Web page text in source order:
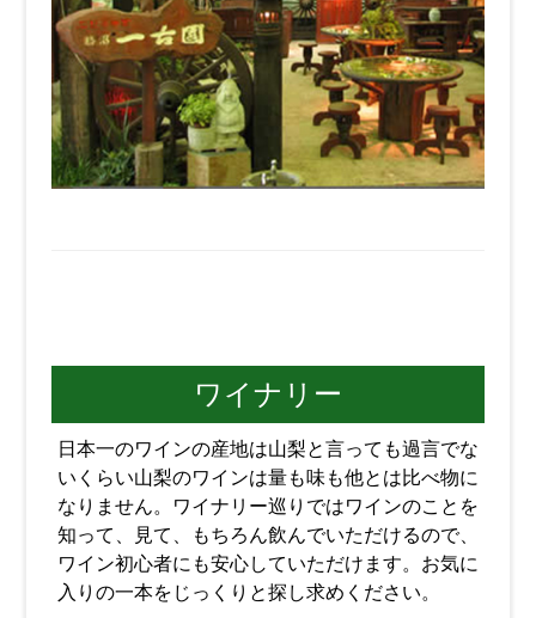
ワイナリー
日本一のワインの産地は山梨と言っても過言でな
いくらい山梨のワインは量も味も他とは比べ物に
なりません。ワイナリー巡りではワインのことを
知って、見て、もちろん飲んでいただけるので、
ワイン初心者にも安心していただけます。お気に
入りの一本をじっくりと探し求めください。